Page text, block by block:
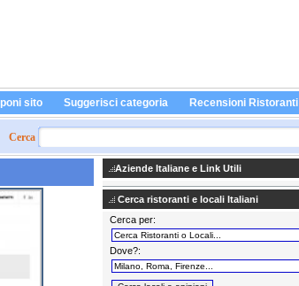
sito Suggerisci categoria Recensioni Ristoranti
Cerca
Aziende Italiane e Link Utili
Cerca ristoranti e locali Italiani
Cerca per:
Dove?: